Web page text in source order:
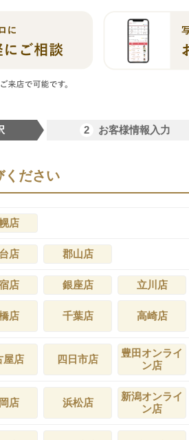
2 お客様情報入力
ください
店
店 郡山店
店 銀座店 立川店
店 千葉店 高崎店
屋店 四日市店
豊田オンライ
ン店
店 浜松店
新潟オンライ
ン店